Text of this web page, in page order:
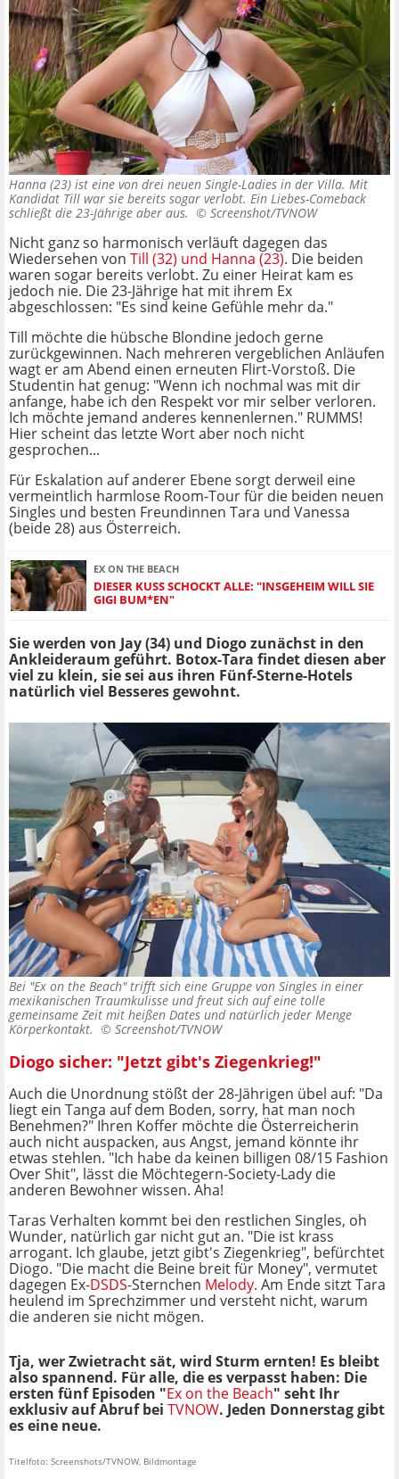
Hanna (23) ist eine von drei neuen Single-Ladies in der Villa. Mit
Kandidat Till war sie bereits sogar verlobt. Ein Liebes-Comeback
schließt die 23-Jährige aber aus. © Screenshot/TVNOW
Nicht ganz so harmonisch verläuft dagegen das
Wiedersehen von Till (32) und Hanna (23). Die beiden
waren sogar bereits verlobt. Zu einer Heirat kam es
jedoch nie. Die 23-Jährige hat mit ihrem Ex
abgeschlossen: "Es sind keine Gefühle mehr da."
Till möchte die hübsche Blondine jedoch gerne
zurückgewinnen. Nach mehreren vergeblichen Anläufen
wagt er am Abend einen erneuten Flirt-Vorstoß. Die
Studentin hat genug: "Wenn ich nochmal was mit dir
anfange, habe ich den Respekt vor mir selber verloren.
Ich möchte jemand anderes kennenlernen." RUMMS!
Hier scheint das letzte Wort aber noch nicht
gesprochen...
Für Eskalation auf anderer Ebene sorgt derweil eine
vermeintlich harmlose Room-Tour für die beiden neuen
Singles und besten Freundinnen Tara und Vanessa
(beide 28) aus Österreich.
EX ON THE BEACH
DIESER KUSS SCHOCKT ALLE: "INSGEHEIM WILL SIE
GIGI BUM*EN"
Sie werden von Jay (34) und Diogo zunächst in den
Ankleideraum geführt. Botox-Tara findet diesen aber
viel zu klein, sie sei aus ihren Fünf-Sterne-Hotels
natürlich viel Besseres gewohnt.
Bei "Ex on the Beach" trifft sich eine Gruppe von Singles in einer
mexikanischen Traumkulisse und freut sich auf eine tolle
gemeinsame Zeit mit heißen Dates und natürlich jeder Menge
Körperkontakt. © Screenshot/TVNOW
Diogo sicher: "Jetzt gibt's Ziegenkrieg!"
Auch die Unordnung stößt der 28-Jährigen übel auf: "Da
liegt ein Tanga auf dem Boden, sorry, hat man noch
Benehmen?" Ihren Koffer möchte die Österreicherin
auch nicht auspacken, aus Angst, jemand könnte ihr
etwas stehlen. "Ich habe da keinen billigen 08/15 Fashion
Over Shit", lässt die Möchtegern-Society-Lady die
anderen Bewohner wissen. Aha!
Taras Verhalten kommt bei den restlichen Singles, oh
Wunder, natürlich gar nicht gut an. "Die ist krass
arrogant. Ich glaube, jetzt gibt's Ziegenkrieg", befürchtet
Diogo. "Die macht die Beine breit für Money", vermutet
dagegen Ex-DSDS-Sternchen Melody. Am Ende sitzt Tara
heulend im Sprechzimmer und versteht nicht, warum
die anderen sie nicht mögen.
Tja, wer Zwietracht sät, wird Sturm ernten! Es bleibt
also spannend. Für alle, die es verpasst haben: Die
ersten fünf Episoden "Ex on the Beach" seht Ihr
exklusiv auf Abruf bei TVNOW. Jeden Donnerstag gibt
es eine neue.
Titelfoto: Screenshots/TVNOW, Bildmontage